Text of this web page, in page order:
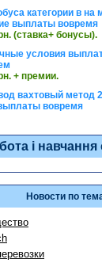
категории в на
выплаты вовремя
(ставка+ бонусы).
условия
+ премии.
вахтовый метод
вовремя
і навчання
Новости по